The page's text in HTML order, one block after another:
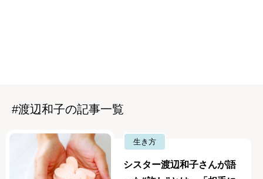
#渡辺和子の記事一覧
生き方
シスター渡辺和子さんが語